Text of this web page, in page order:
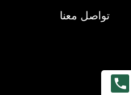
تواصل معنا